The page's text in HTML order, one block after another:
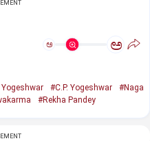
ಅ ಅ
#C.P. Yogeshwar
#Naga
#Rekha Pandey